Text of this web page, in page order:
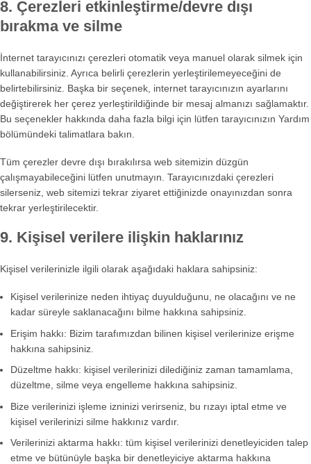
8. Çerezleri etkinleştirme/devre dışı
bırakma ve silme
İnternet tarayıcınızı çerezleri otomatik veya manuel olarak silmek için
kullanabilirsiniz. Ayrıca belirli çerezlerin yerleştirilemeyeceğini de
belirtebilirsiniz. Başka bir seçenek, internet tarayıcınızın ayarlarını
değiştirerek her çerez yerleştirildiğinde bir mesaj almanızı sağlamaktır.
Bu seçenekler hakkında daha fazla bilgi için lütfen tarayıcınızın Yardım
bölümündeki talimatlara bakın.
Tüm çerezler devre dışı bırakılırsa web sitemizin düzgün
çalışmayabileceğini lütfen unutmayın. Tarayıcınızdaki çerezleri
silerseniz, web sitemizi tekrar ziyaret ettiğinizde onayınızdan sonra
tekrar yerleştirilecektir.
9. Kişisel verilere ilişkin haklarınız
Kişisel verilerinizle ilgili olarak aşağıdaki haklara sahipsiniz:
Kişisel verilerinize neden ihtiyaç duyulduğunu, ne olacağını ve ne
kadar süreyle saklanacağını bilme hakkına sahipsiniz.
Erişim hakkı: Bizim tarafımızdan bilinen kişisel verilerinize erişme
hakkına sahipsiniz.
Düzeltme hakkı: kişisel verilerinizi dilediğiniz zaman tamamlama,
düzeltme, silme veya engelleme hakkına sahipsiniz.
Bize verilerinizi işleme izninizi verirseniz, bu rızayı iptal etme ve
kişisel verilerinizi silme hakkınız vardır.
Verilerinizi aktarma hakkı: tüm kişisel verilerinizi denetleyiciden talep
etme ve bütünüyle başka bir denetleyiciye aktarma hakkına